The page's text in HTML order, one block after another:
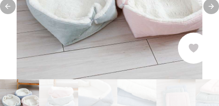
Previous slide